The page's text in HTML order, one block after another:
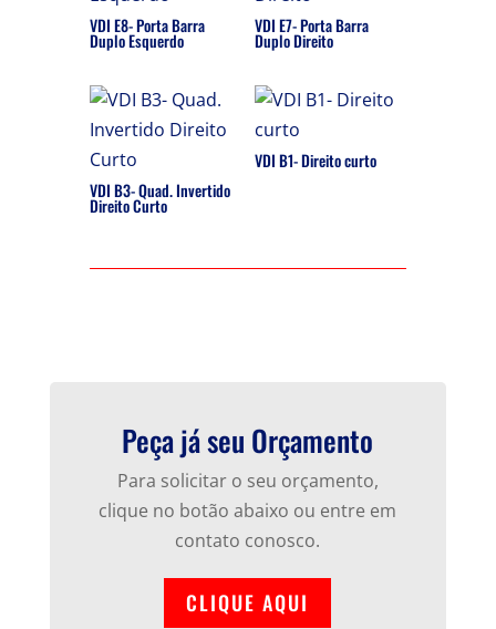
VDI E8- Porta Barra
Duplo Esquerdo
VDI E7- Porta Barra
Duplo Direito
VDI B3- Quad. Invertido
Direito Curto
VDI B1- Direito curto
Peça já seu Orçamento
Para solicitar o seu orçamento,
clique no botão abaixo ou entre em
contato conosco.
CLIQUE AQUI